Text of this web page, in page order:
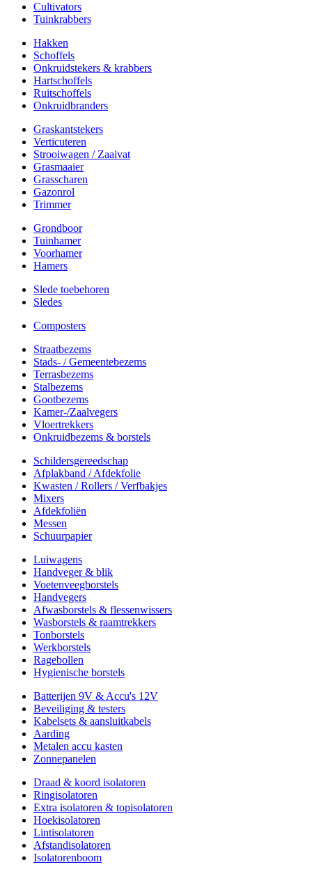
Cultivators
Tuinkrabbers
Hakken
Schoffels
Onkruidstekers & krabbers
Hartschoffels
Ruitschoffels
Onkruidbranders
Graskantstekers
Verticuteren
Strooiwagen / Zaaivat
Grasmaaier
Grasscharen
Gazonrol
Trimmer
Grondboor
Tuinhamer
Voorhamer
Hamers
Slede toebehoren
Sledes
Composters
Straatbezems
Stads- / Gemeentebezems
Terrasbezems
Stalbezems
Gootbezems
Kamer-/Zaalvegers
Vloertrekkers
Onkruidbezems & borstels
Schildersgereedschap
Afplakband / Afdekfolie
Kwasten / Rollers / Verfbakjes
Mixers
Afdekfoliën
Messen
Schuurpapier
Luiwagens
Handveger & blik
Voetenveegborstels
Handvegers
Afwasborstels & flessenwissers
Wasborstels & raamtrekkers
Tonborstels
Werkborstels
Ragebollen
Hygienische borstels
Batterijen 9V & Accu's 12V
Beveiliging & testers
Kabelsets & aansluitkabels
Aarding
Metalen accu kasten
Zonnepanelen
Draad & koord isolatoren
Ringisolatoren
Extra isolatoren & topisolatoren
Hoekisolatoren
Lintisolatoren
Afstandisolatoren
Isolatorenboom